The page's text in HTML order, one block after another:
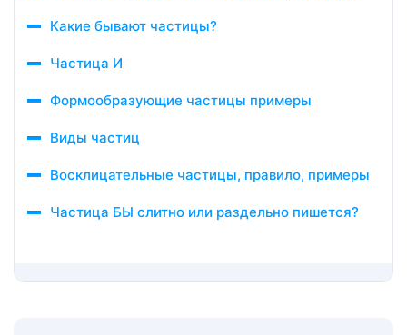
Какие бывают частицы?
Частица И
Формообразующие частицы примеры
Виды частиц
Восклицательные частицы, правило, примеры
Частица БЫ слитно или раздельно пишется?